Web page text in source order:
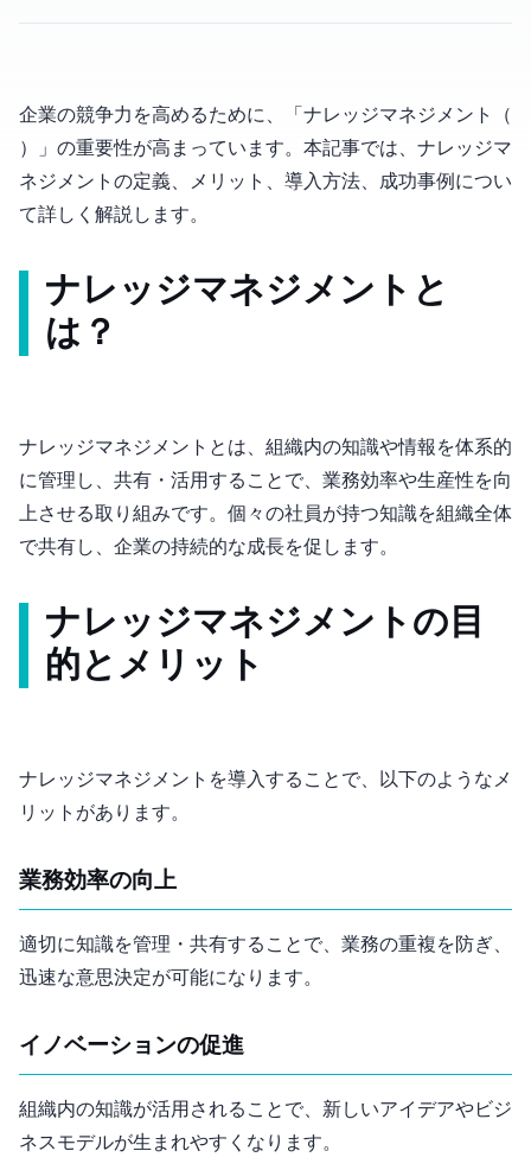
企業の競争力を高めるために、「ナレッジマネジメント（Knowledge
Management）」の重要性が高まっています。本記事では、ナレッジマ
ネジメントの定義、メリット、導入方法、成功事例につい
て詳しく解説します。
ナレッジマネジメントと
は？
ナレッジマネジメントとは、組織内の知識や情報を体系的
に管理し、共有・活用することで、業務効率や生産性を向
上させる取り組みです。個々の社員が持つ知識を組織全体
で共有し、企業の持続的な成長を促します。
ナレッジマネジメントの目
的とメリット
ナレッジマネジメントを導入することで、以下のようなメ
リットがあります。
業務効率の向上
適切に知識を管理・共有することで、業務の重複を防ぎ、
迅速な意思決定が可能になります。
イノベーションの促進
組織内の知識が活用されることで、新しいアイデアやビジ
ネスモデルが生まれやすくなります。